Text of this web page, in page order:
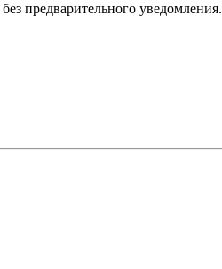
предварительного уведомления.